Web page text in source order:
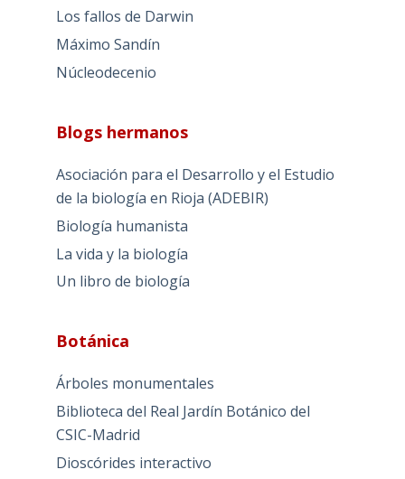
Los fallos de Darwin
Máximo Sandín
Núcleodecenio
Blogs hermanos
Asociación para el Desarrollo y el Estudio
de la biología en Rioja (ADEBIR)
Biología humanista
La vida y la biología
Un libro de biología
Botánica
Árboles monumentales
Biblioteca del Real Jardín Botánico del
CSIC-Madrid
Dioscórides interactivo